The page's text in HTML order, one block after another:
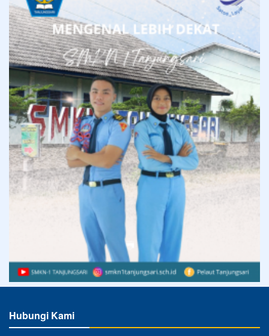
Hubungi Kami